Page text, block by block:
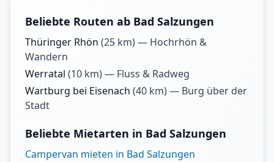
Beliebte Routen ab Bad Salzungen
Thüringer Rhön (25 km) — Hochrhön &
Wandern
Werratal (10 km) — Fluss & Radweg
Wartburg bei Eisenach (40 km) — Burg über der
Stadt
Beliebte Mietarten in Bad Salzungen
Campervan mieten in Bad Salzungen